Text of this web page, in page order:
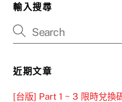
輸入搜尋
近期文章
[台版] Part 1 ~ 3 限時兌換